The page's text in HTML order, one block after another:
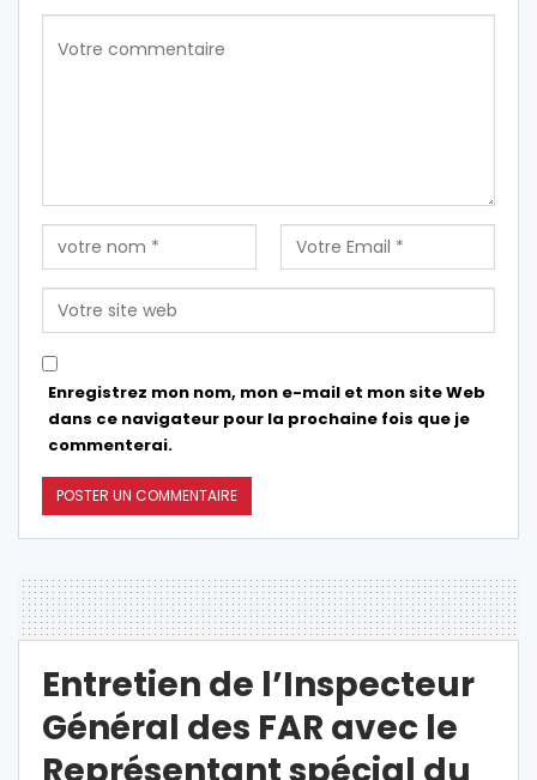
Enregistrez mon nom, mon e-mail et mon site Web
dans ce navigateur pour la prochaine fois que je
commenterai.
Entretien de l’Inspecteur
Général des FAR avec le